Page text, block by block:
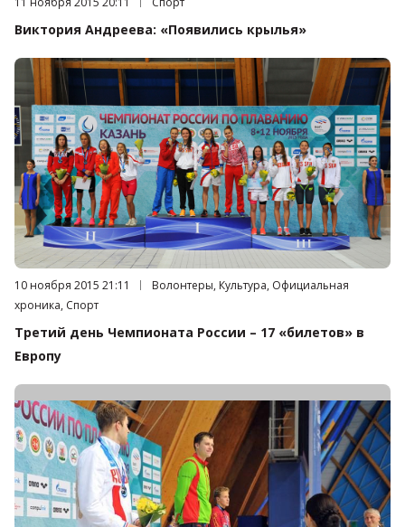
Виктория Андреева: «Появились крылья»
Дата публикации:
10 ноября 2015 21:11 Категория:
Волонтеры, Культура, Официальная
хроника, Спорт
Третий день Чемпионата России – 17 «билетов» в
Европу